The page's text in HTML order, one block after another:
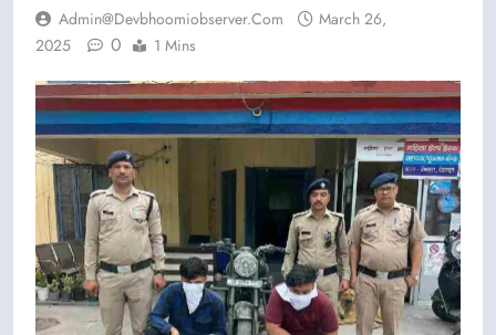
Admin@devbhoomiobserver.com
March 26,
2025
0 1 Mins